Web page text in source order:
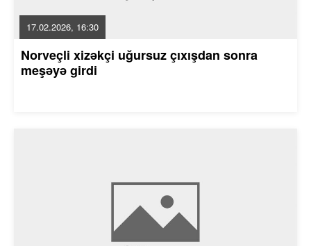
17.02.2026, 16:30
Norveçli xizəkçi uğursuz çıxışdan sonra
meşəyə girdi